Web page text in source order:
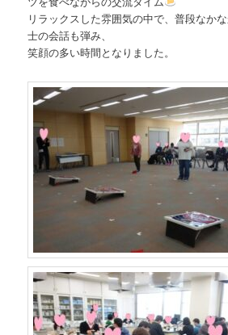
リラックスした雰囲気の中で、普段なか
士の会話も弾み、
笑顔の多い時間となりました。